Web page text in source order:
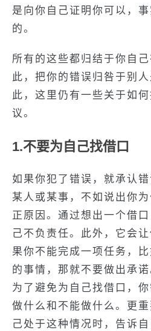
是向你自己证明你可以，
的。
所有的这些都归结于你自
此，把你的错误归咎于别
此，这里仍有一些关于如
议。
1.不要为自己找借口
如果你犯了错误，就承认
某人或某事，不如说出你
正原因。通过想出一个借
己不负责任。此外，它会
果你不能完成一项任务，
的事情，那就不要做出承诺
为了避免为自己找借口，
做什么和不能做什么。更
己处于这种情况时，告诉